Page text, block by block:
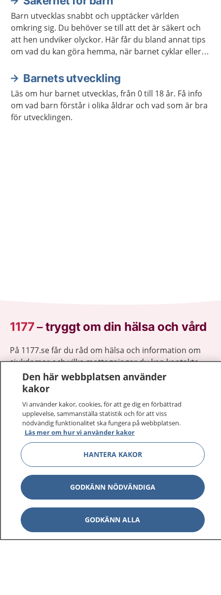
Barn utvecklas snabbt och upptäcker världen
omkring sig. Du behöver se till att det är säkert och
att hen undviker olyckor. Här får du bland annat tips
om vad du kan göra hemma, när barnet cyklar eller
Barnets utveckling
Läs om hur barnet utvecklas, från 0 till 18 år. Få info
om vad barn förstår i olika åldrar och vad som är bra
för utvecklingen.
1177–tryggt om din hälsa och vård
På 1177.se får du råd om hälsa och information om
sjukdomar och vilka mottagningar du kan kontakta.
Logga in för att läsa din journal och göra dina
vårdärenden. Ring telefonnummer 1177 för
1177 ger dig råd när du vill må bättre.
1177 på flera språk
Om 1177 Visa
Kontakt Visa
Den här webbplatsen använder
kakor
Vi använder kakor, cookies, för att ge dig en förbättrad
upplevelse, sammanställa statistik och för att viss
nödvändig funktionalitet ska fungera på webbplatsen.
Läs mer om hur vi använder kakor
HANTERA KAKOR
GODKÄNN NÖDVÄNDIGA
GODKÄNN ALLA